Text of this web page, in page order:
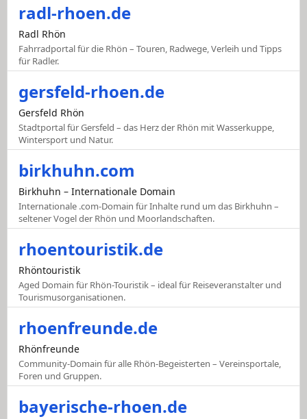
radl-rhoen.de
Radl Rhön
Fahrradportal für die Rhön – Touren, Radwege, Verleih und Tipps
für Radler.
gersfeld-rhoen.de
Gersfeld Rhön
Stadtportal für Gersfeld – das Herz der Rhön mit Wasserkuppe,
Wintersport und Natur.
birkhuhn.com
Birkhuhn – Internationale Domain
Internationale .com-Domain für Inhalte rund um das Birkhuhn –
seltener Vogel der Rhön und Moorlandschaften.
rhoentouristik.de
Rhöntouristik
Aged Domain für Rhön-Touristik – ideal für Reiseveranstalter und
Tourismusorganisationen.
rhoenfreunde.de
Rhönfreunde
Community-Domain für alle Rhön-Begeisterten – Vereinsportale,
Foren und Gruppen.
bayerische-rhoen.de